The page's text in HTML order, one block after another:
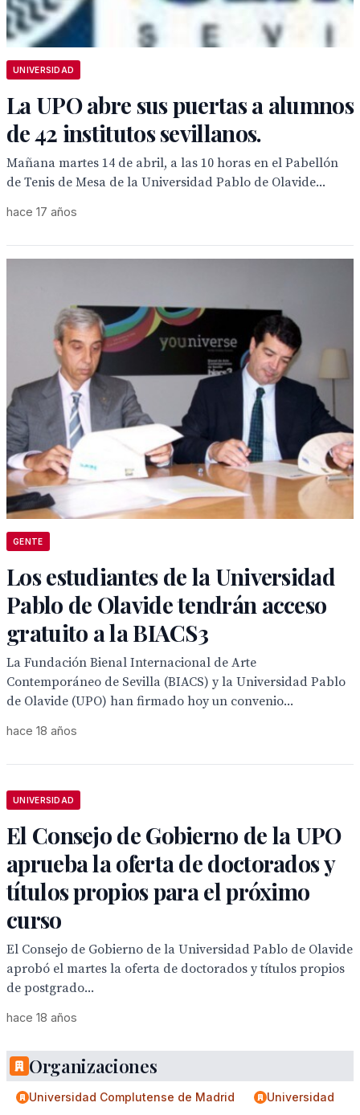
UNIVERSIDAD
La UPO abre sus puertas a alumnos
de 42 institutos sevillanos.
Mañana martes 14 de abril, a las 10 horas en el Pabellón
de Tenis de Mesa de la Universidad Pablo de Olavide...
hace 17 años
GENTE
Los estudiantes de la Universidad
Pablo de Olavide tendrán acceso
gratuito a la BIACS3
La Fundación Bienal Internacional de Arte
Contemporáneo de Sevilla (BIACS) y la Universidad Pablo
de Olavide (UPO) han firmado hoy un convenio...
hace 18 años
UNIVERSIDAD
El Consejo de Gobierno de la UPO
aprueba la oferta de doctorados y
títulos propios para el próximo
curso
El Consejo de Gobierno de la Universidad Pablo de Olavide
aprobó el martes la oferta de doctorados y títulos propios
de postgrado...
hace 18 años
Organizaciones
Universidad Complutense de Madrid
Universidad